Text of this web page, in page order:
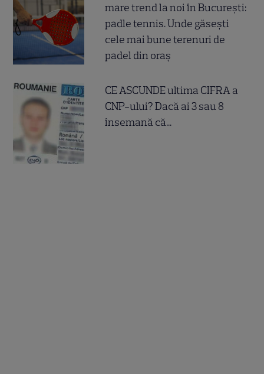
mare trend la noi în București:
padle tennis. Unde găsești
cele mai bune terenuri de
padel din oraș
CE ASCUNDE ultima CIFRA a
CNP-ului? Dacă ai 3 sau 8
însemană că...